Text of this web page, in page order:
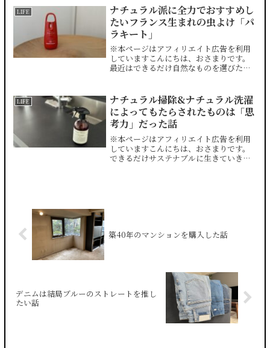
んを食べて暮らしていたいんだ。ただそ
れだけなんだ。てことで、...
LIFE
ナチュラル派に全力でおすすめし
たいフランス生まれの虫よけ「パ
ラキート」
※本ページはアフィリエイト広告を利用
していますこんにちは、おさまりです。
最近はできるだけ自然なものを選びたい
に、この「自然なものを選びたい」とい
う欲求がじわじわ高まってお...
LIFE
ナチュラル掃除&ナチュラル洗濯
によってもたらされたものは「思
考力」だった話
※本ページはアフィリエイト広告を利用
していますこんにちは、おさまりです。
できるだけサステナブルに生きていきた
築40年のマンションを購入した話
デニムは結局ブルーのストレートを推し
たい話